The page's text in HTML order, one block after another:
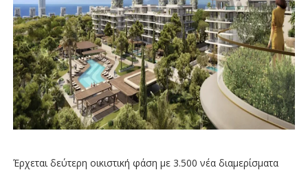
Έρχεται δεύτερη οικιστική φάση με 3.500 νέα διαμερίσματα